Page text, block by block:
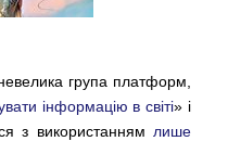
група платформ,
інформацію в світі» і
з використанням лише